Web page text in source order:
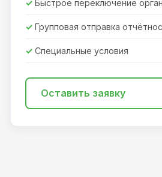
Быстрое переключение
Групповая отправка
Специальные условия
Оставить заявку